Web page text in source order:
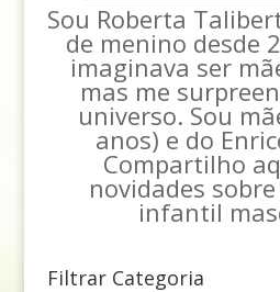
Sou Roberta
de menino desde
imaginava ser
mas me
universo. Sou
anos) e do
Compartilho
novidades
infantil
Filtrar Categoria